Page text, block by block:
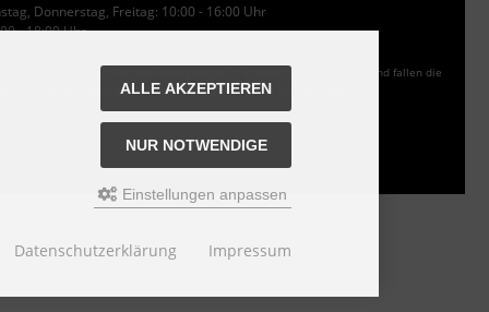
Donnerstag, Freitag: 10:00 - 16:00 Uhr
- 18:00 Uhr
Ortstarif DE, mit Flatratevertrag natürlich kostenlos. Aus dem Ausland fallen die
Auslandsgebühren an. Anrufe aus dem Handynetz können abweichen.
ALLE AKZEPTIEREN
NUR NOTWENDIGE
Einstellungen anpassen
Datenschutzerklärung Impressum